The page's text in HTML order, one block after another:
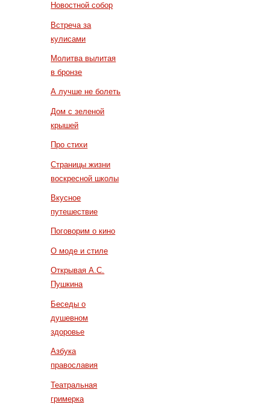
Новостной собор
Встреча за
кулисами
Молитва вылитая
в бронзе
А лучше не болеть
Дом с зеленой
крышей
Про стихи
Страницы жизни
воскресной школы
Вкусное
путешествие
Поговорим о кино
О моде и стиле
Открывая А.С.
Пушкина
Беседы о
душевном
здоровье
Азбука
православия
Театральная
гримерка